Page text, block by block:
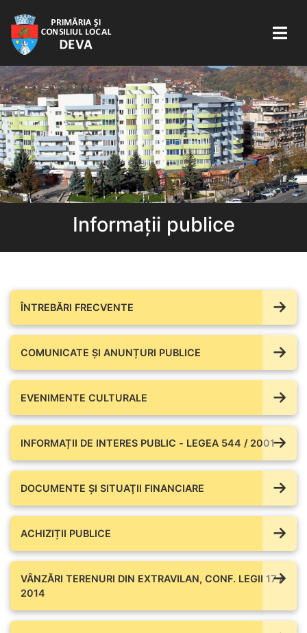
Informații publice
ÎNTREBĂRI FRECVENTE
COMUNICATE ŞI ANUNȚURI PUBLICE
EVENIMENTE CULTURALE
INFORMAȚII DE INTERES PUBLIC - LEGEA 544 / 2001
DOCUMENTE ŞI SITUAŢII FINANCIARE
ACHIZIȚII PUBLICE
VÂNZĂRI TERENURI DIN EXTRAVILAN, CONF. LEGII 17 /
2014